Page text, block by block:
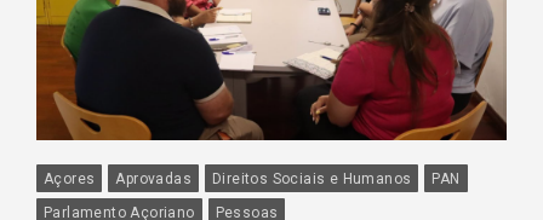
Açores Aprovadas Direitos Sociais e Humanos
PAN
Parlamento Açoriano
Pessoas